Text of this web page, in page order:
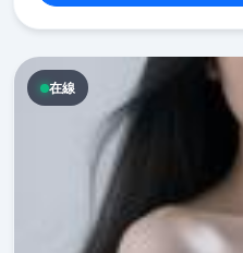
在線